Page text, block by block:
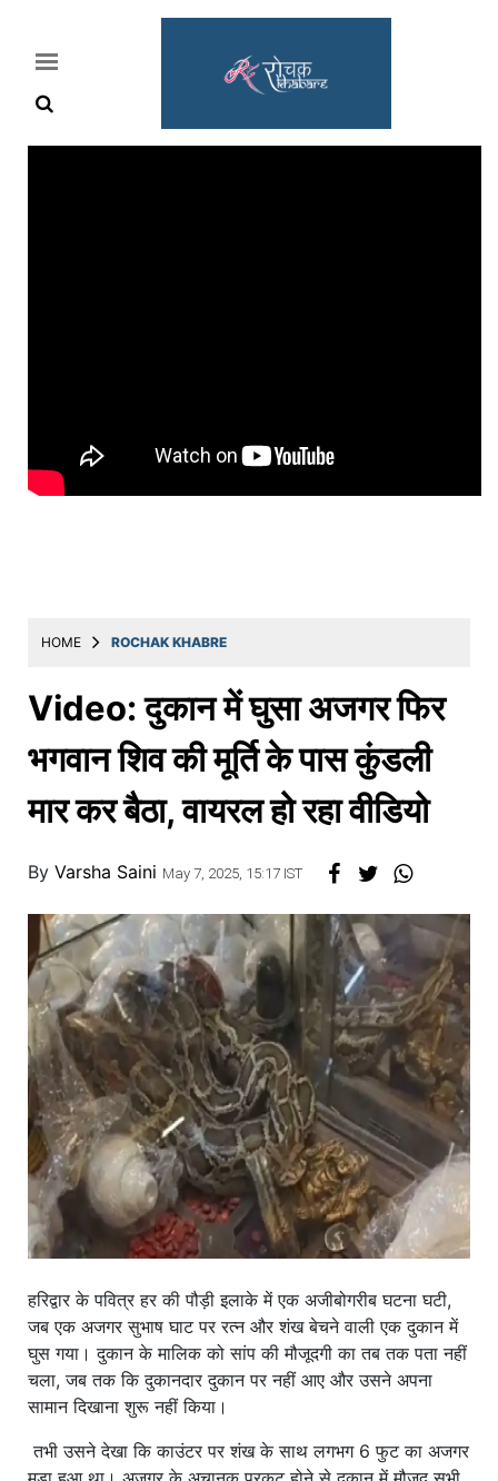
&
मराठी
मनोरंजन
स्पोर्ट्स
बिझनेस
हेल्थ
ट्रॅव्हल
खाना
HOME ROCHAK KHABRE
Video: दुकान में घुसा अजगर फिर
भगवान शिव की मूर्ति के पास कुंडली
मार कर बैठा, वायरल हो रहा वीडियो
By Varsha Saini May 7, 2025, 15:17 IST
हरिद्वार के पवित्र हर की पौड़ी इलाके में एक अजीबोगरीब घटना घटी,
जब एक अजगर सुभाष घाट पर रत्न और शंख बेचने वाली एक दुकान में
घुस गया। दुकान के मालिक को सांप की मौजूदगी का तब तक पता नहीं
चला, जब तक कि दुकानदार दुकान पर नहीं आए और उसने अपना
सामान दिखाना शुरू नहीं किया।
तभी उसने देखा कि काउंटर पर शंख के साथ लगभग 6 फुट का अजगर